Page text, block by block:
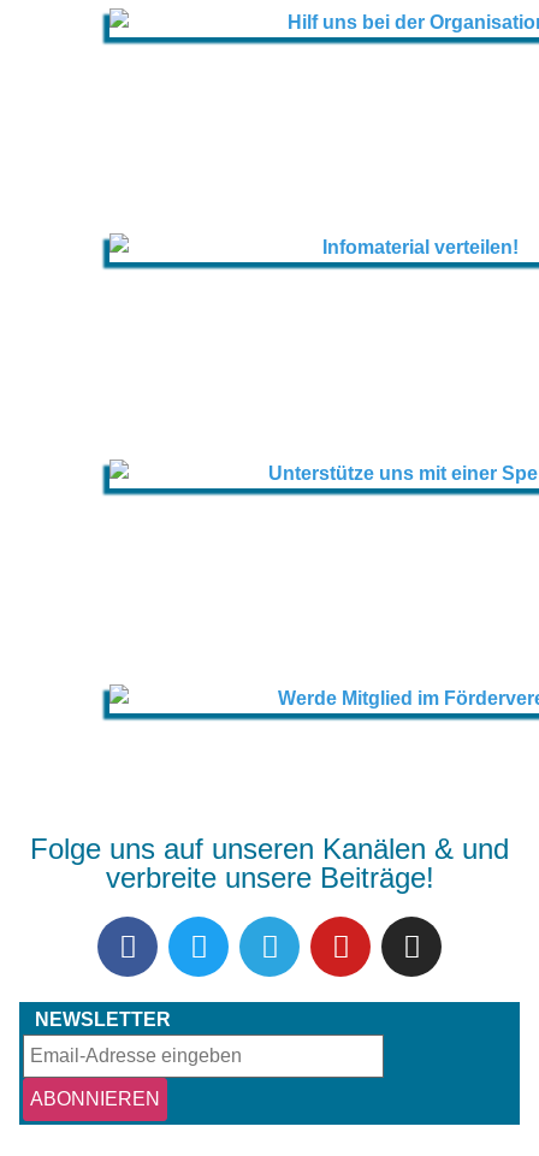
Folge uns auf unseren Kanälen & und
verbreite unsere Beiträge!
NEWSLETTER